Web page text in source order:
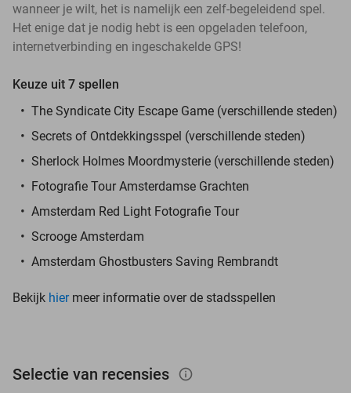
wanneer je wilt, het is namelijk een zelf-begeleidend spel.
Het enige dat je nodig hebt is een opgeladen telefoon,
internetverbinding en ingeschakelde GPS!
Keuze uit 7 spellen
The Syndicate City Escape Game (verschillende steden)
Secrets of Ontdekkingsspel (verschillende steden)
Sherlock Holmes Moordmysterie (verschillende steden)
Fotografie Tour Amsterdamse Grachten
Amsterdam Red Light Fotografie Tour
Scrooge Amsterdam
Amsterdam Ghostbusters Saving Rembrandt
Bekijk hiermeer informatie over de stadsspellen
Selectie van recensies info_outlined